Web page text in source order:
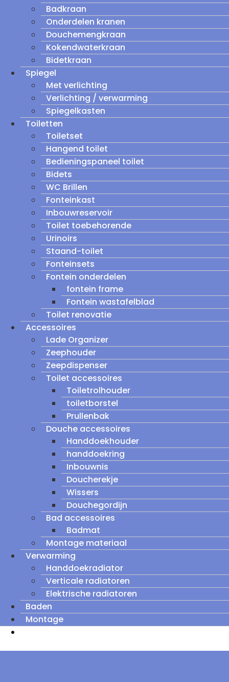
Badkraan
Onderdelen kranen
Douchemengkraan
Kokendwaterkraan
Bidetkraan
Spiegel
Met verlichting
Verlichting / verwarming
Spiegelkasten
Toiletten
Toiletset
Hangend toilet
Bedieningspaneel toilet
Bidets
WC Brillen
Fonteinkast
Inbouwreservoir
Toilet toebehorende
Urinoirs
Staand-toilet
Fonteinsets
Fontein onderdelen
fontein frame
Fontein wastafelblad
Toilet renovatie
Accessoires
Lade Organizer
Zeephouder
Zeepdispenser
Toilet accessoires
Toiletrolhouder
toiletborstel
Prullenbak
Douche accessoires
Handdoekhouder
handdoekring
Inbouwnis
Doucherekje
Wissers
Douchegordijn
Bad accessoires
Badmat
Montage materiaal
Verwarming
Handdoekradiator
Verticale radiatoren
Elektrische radiatoren
Baden
Montage